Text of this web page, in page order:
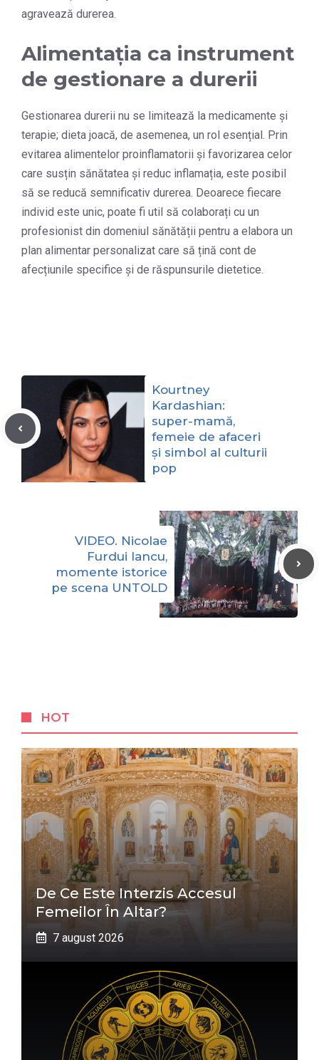
agravează durerea.
Alimentația ca instrument
de gestionare a durerii
Gestionarea durerii nu se limitează la medicamente și
terapie; dieta joacă, de asemenea, un rol esențial. Prin
evitarea alimentelor proinflamatorii și favorizarea celor
care susțin sănătatea și reduc inflamația, este posibil
să se reducă semnificativ durerea. Deoarece fiecare
individ este unic, poate fi util să colaborați cu un
profesionist din domeniul sănătății pentru a elabora un
plan alimentar personalizat care să țină cont de
afecțiunile specifice și de răspunsurile dietetice.
Kourtney
Kardashian:
super-mamă,
femeie de afaceri
și simbol al culturii
pop
VIDEO. Nicolae
Furdui Iancu,
momente istorice
pe scena UNTOLD
HOT
De Ce Este Interzis Accesul
Femeilor În Altar?
7 august 2026